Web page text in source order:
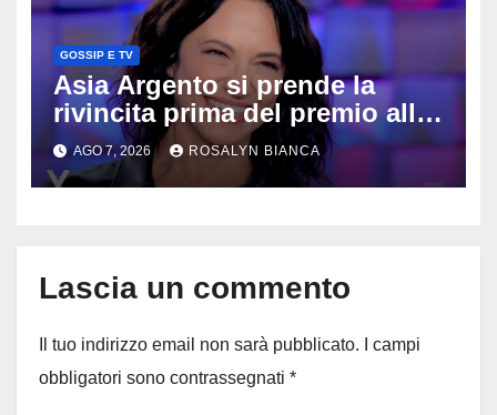
GOSSIP E TV
Asia Argento si prende la
rivincita prima del premio alla
carriera: «Mi chiamano
raccomandata e cagna»
AGO 7, 2026 ROSALYN BIANCA
Lascia un commento
Il tuo indirizzo email non sarà pubblicato.
I campi
obbligatori sono contrassegnati *